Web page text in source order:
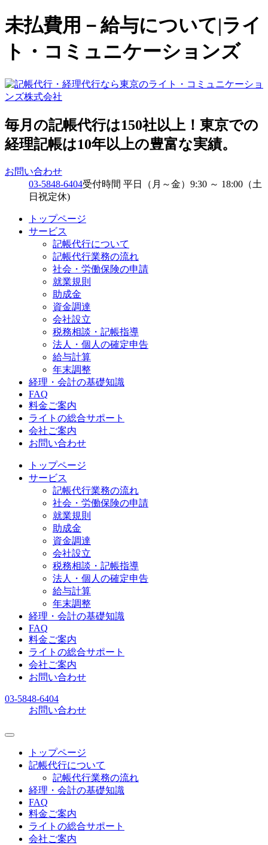
未払費用－給与について|ライ
ト・コミュニケーションズ
毎月の記帳代行は150社以上！東京での
経理記帳は10年以上の豊富な実績。
お問い合わせ
03-5848-6404受付時間 平日（月～金）9:30 ～ 18:00（土
日祝定休)
トップページ
サービス
記帳代行について
記帳代行業務の流れ
社会・労働保険の申請
就業規則
助成金
資金調達
会社設立
税務相談・記帳指導
法人・個人の確定申告
給与計算
年末調整
経理・会計の基礎知識
FAQ
料金ご案内
ライトの総合サポート
会社ご案内
お問い合わせ
トップページ
サービス
記帳代行業務の流れ
社会・労働保険の申請
就業規則
助成金
資金調達
会社設立
税務相談・記帳指導
法人・個人の確定申告
給与計算
年末調整
経理・会計の基礎知識
FAQ
料金ご案内
ライトの総合サポート
会社ご案内
お問い合わせ
03-5848-6404
お問い合わせ
トップページ
記帳代行について
記帳代行業務の流れ
経理・会計の基礎知識
FAQ
料金ご案内
ライトの総合サポート
会社ご案内